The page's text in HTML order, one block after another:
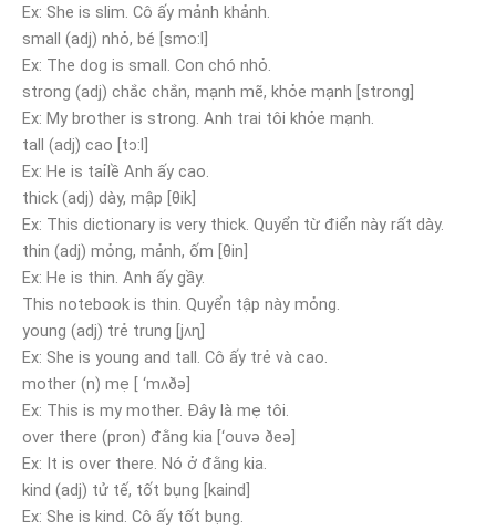
Ex: She is slim. Cô ấy mảnh khảnh.
small (adj) nhỏ, bé [smo:l]
Ex: The dog is small. Con chó nhỏ.
strong (adj) chắc chắn, mạnh mẽ, khỏe mạnh [strong]
Ex: My brother is strong. Anh trai tôi khỏe mạnh.
tall (adj) cao [tɔ:l]
Ex: He is taỉlề Anh ấy cao.
thick (adj) dày, mập [θik]
Ex: This dictionary is very thick. Quyển từ điển này rất dày.
thin (adj) mỏng, mảnh, ốm [θin]
Ex: He is thin. Anh ấy gầy.
This notebook is thin. Quyển tập này mỏng.
young (adj) trẻ trung [jʌɳ]
Ex: She is young and tall. Cô ấy trẻ và cao.
mother (n) mẹ [ ‘mʌðə]
Ex: This is my mother. Đây là mẹ tôi.
over there (pron) đằng kia [‘ouvə ðeə]
Ex: It is over there. Nó ở đằng kia.
kind (adj) tử tế, tốt bụng [kaind]
Ex: She is kind. Cô ấy tốt bụng.